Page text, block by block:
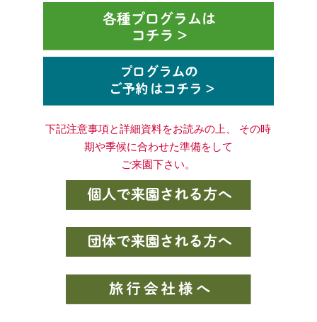
下記注意事項と詳細資料をお読みの上、 その時
期や季候に合わせた準備をして
ご来園下さい。